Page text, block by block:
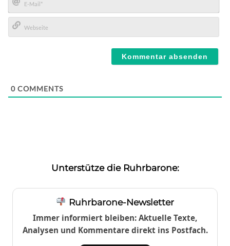
E-
Mail*
0 COMMENTS
Unterstütze die Ruhrbarone:
Ruhrbarone-Newsletter
Immer informiert bleiben: Aktuelle Texte,
Analysen und Kommentare direkt ins Postfach.